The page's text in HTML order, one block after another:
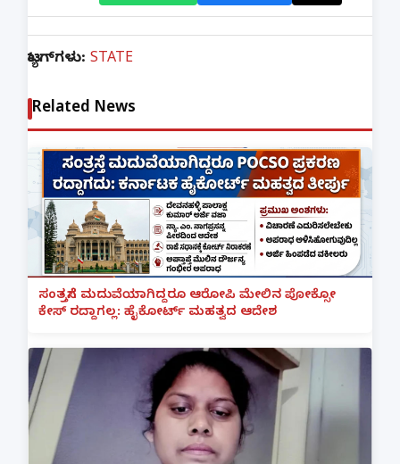
ಟ್ಯಾಗ್‌ಗಳು: STATE
Related News
ಸಂತ್ರಸ್ತೆಗೆ ಮದುವೆಯಾಗಿದ್ದರೂ ಆರೋಪಿ ಮೇಲಿನ ಪೋಕ್ಸೋ
ಕೇಸ್ ರದ್ದಾಗಲ್ಲ: ಹೈಕೋರ್ಟ್ ಮಹತ್ವದ ಆದೇಶ